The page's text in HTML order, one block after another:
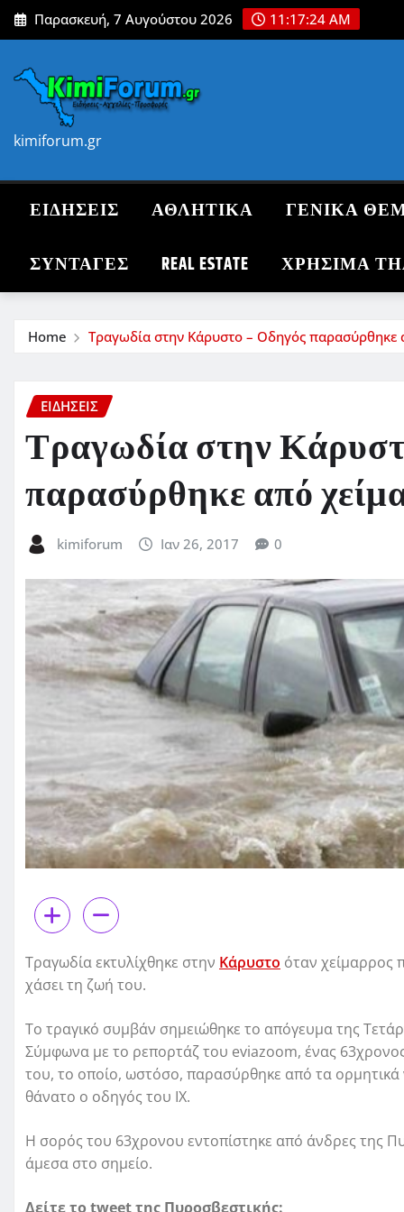
Skip
to
Παρασκευή, 7 Αυγούστου 2026 11:17:25 AM
kimiforum.gr
ΕΙΔΗΣΕΙΣ ΑΘΛΗΤΙΚΑ ΓΕΝΙΚΑ
ΣΥΝΤΑΓΈΣ REAL ESTATE ΧΡΗΣΙΜΑ
Home Τραγωδία στην Κάρυστο – Οδηγός παρασύρθηκε
ΕΙΔΗΣΕΙΣ
Τραγωδία στην
παρασύρθηκε από
kimiforum Ιαν 26, 2017 0
Τραγωδία εκτυλίχθηκε στην Κάρυστο όταν χείμαρρος
χάσει τη ζωή του.
Το τραγικό συμβάν σημειώθηκε το απόγευμα της
Σύμφωνα με το ρεπορτάζ του eviazoom, ένας
του, το οποίο, ωστόσο, παρασύρθηκε από τα
θάνατο ο οδηγός του ΙΧ.
Η σορός του 63χρονου εντοπίστηκε από άνδρες της
άμεσα στο σημείο.
Δείτε το tweet της Πυροσβεστικής: